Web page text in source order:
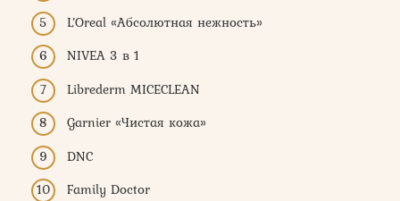
L’Oreal «Абсолютная нежность»
NIVEA 3 в 1
Librederm MICECLEAN
Garnier «Чистая кожа»
DNC
Family Doctor